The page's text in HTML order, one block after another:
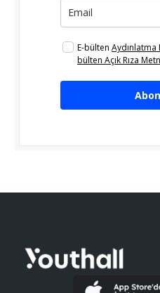
E-bülten Aydınlatma
bülten Açık Rıza